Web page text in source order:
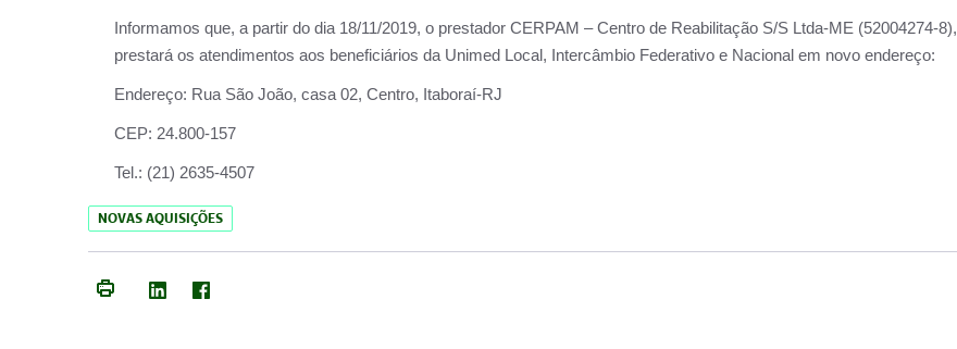
Informamos que, a partir do dia 18/11/2019, o prestador CERPAM – Centro de Reabilitação S/S Ltda-ME (52004274-8),
prestará os atendimentos aos beneficiários da Unimed Local, Intercâmbio Federativo e Nacional em novo endereço:
Endereço: Rua São João, casa 02, Centro, Itaboraí-RJ
CEP: 24.800-157
Tel.: (21) 2635-4507
NOVAS AQUISIÇÕES